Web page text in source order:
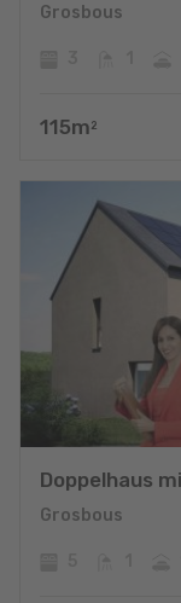
Grosbous
115m 2
Doppelhaus
Grosbous